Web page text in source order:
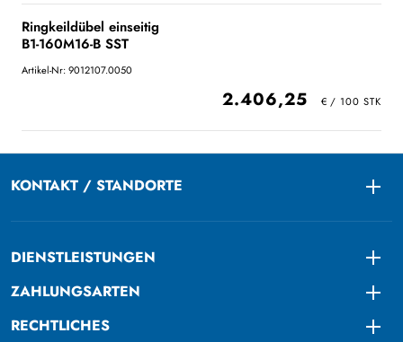
Ringkeildübel einseitig
B1-160M16-B SST
Artikel-Nr: 9012107.0050
2.406,25
KONTAKT / STANDORTE
DIENSTLEISTUNGEN
ZAHLUNGSARTEN
RECHTLICHES